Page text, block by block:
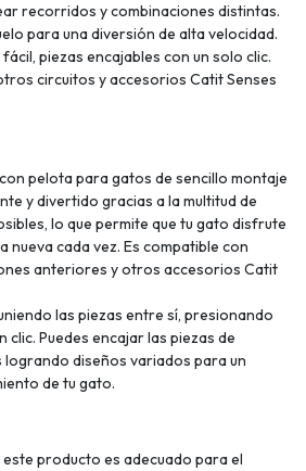
recorridos y combinaciones distintas.
para una diversión de alta velocidad.
piezas encajables con un solo clic.
circuitos y accesorios Catit Senses
pelota para gatos de sencillo montaje
y divertido gracias a la multitud de
lo que permite que tu gato disfrute
nueva cada vez. Es compatible con
anteriores y otros accesorios Catit
las piezas entre sí, presionando
clic. Puedes encajar las piezas de
logrando diseños variados para un
de tu gato.
producto es adecuado para el